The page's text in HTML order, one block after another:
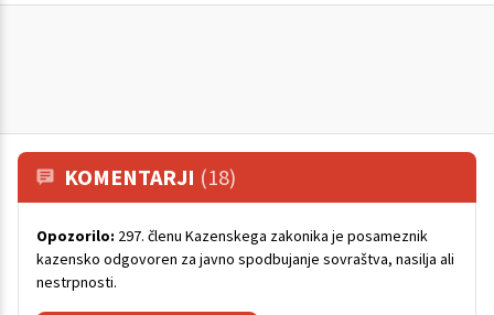
KOMENTARJI (18)
Opozorilo: 297. členu Kazenskega zakonika je posameznik
kazensko odgovoren za javno spodbujanje sovraštva, nasilja ali
nestrpnosti.